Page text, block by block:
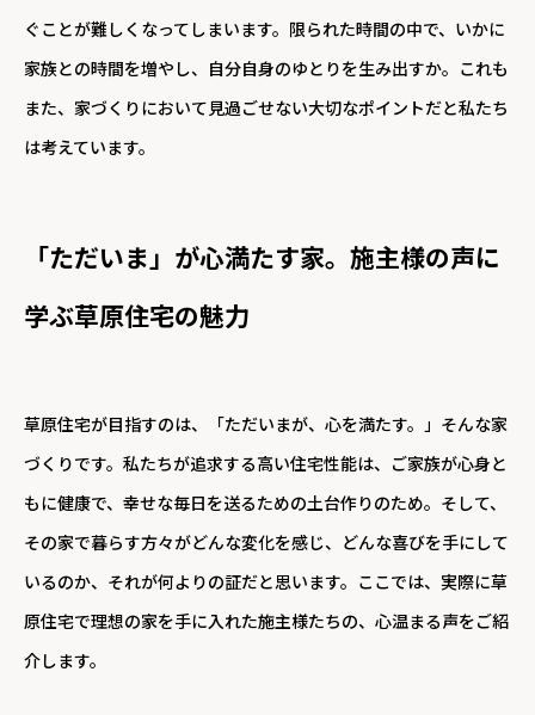
ぐことが難しくなってしまいます。限られた時間の中で、いかに
家族との時間を増やし、自分自身のゆとりを生み出すか。これも
また、家づくりにおいて見過ごせない大切なポイントだと私たち
は考えています。
「ただいま」が心満たす家。施主様の声に
学ぶ草原住宅の魅力
草原住宅が目指すのは、「ただいまが、心を満たす。」そんな家
づくりです。私たちが追求する高い住宅性能は、ご家族が心身と
もに健康で、幸せな毎日を送るための土台作りのため。そして、
その家で暮らす方々がどんな変化を感じ、どんな喜びを手にして
いるのか、それが何よりの証だと思います。ここでは、実際に草
原住宅で理想の家を手に入れた施主様たちの、心温まる声をご紹
介します。